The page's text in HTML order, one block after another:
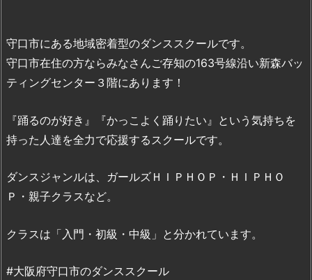
守口市にある地域密着型のダンススクールです。
守口市在住の方ならみなさんご存知の163号線沿い新森バッ
ティングセンター３階にあります！
『踊るのが好き』『かっこよく踊りたい』という気持ちを
持った人達を全力で応援するスクールです。
ダンスジャンルは、ガールズＨＩＰＨＯＰ・ＨＩＰＨＯ
Ｐ・親子クラスなど。
クラスは「入門・初級・中級」と分かれています。
#大阪府守口市のダンススクール